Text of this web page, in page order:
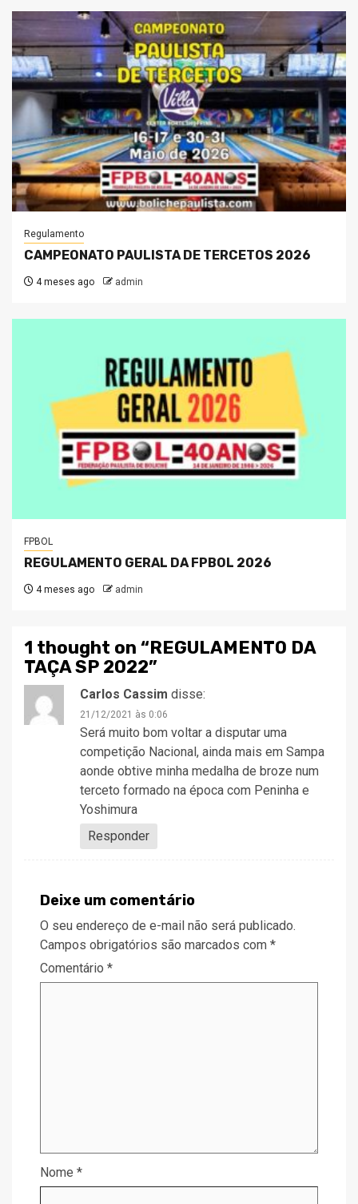
Regulamento
CAMPEONATO PAULISTA DE TERCETOS 2026
4 meses ago admin
FPBOL
REGULAMENTO GERAL DA FPBOL 2026
4 meses ago admin
1 thought on “REGULAMENTO DA
TAÇA SP 2022”
Carlos Cassim disse:
21/12/2021 às 0:06
Será muito bom voltar a disputar uma
competição Nacional, ainda mais em Sampa
aonde obtive minha medalha de broze num
terceto formado na época com Peninha e
Yoshimura
Responder
Deixe um comentário
O seu endereço de e-mail não será publicado.
Campos obrigatórios são marcados com *
Comentário *
Nome *